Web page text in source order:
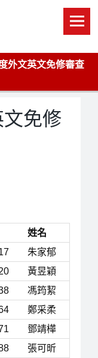
外文英文免修審查
免修
姓名
朱家郁
黃昱穎
馮筠絜
鄭采柔
鄧靖樺
張可昕